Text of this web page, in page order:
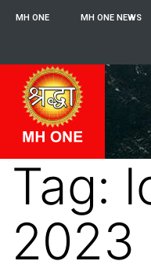
MH ONE MH ONE NEWS
Tag:
2023